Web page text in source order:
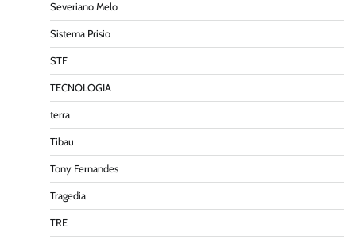
Severiano Melo
Sistema Prisio
STF
TECNOLOGIA
terra
Tibau
Tony Fernandes
Tragedia
TRE